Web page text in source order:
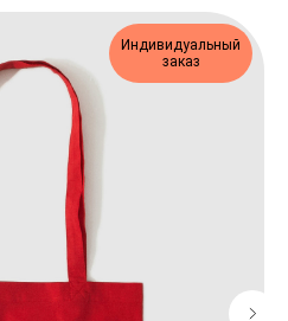
Индивидуальный
заказ